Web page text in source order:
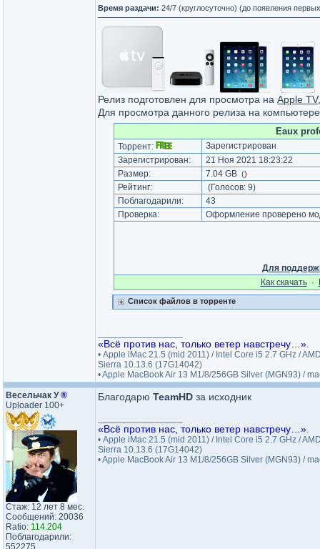
Время раздачи: 24/7 (круглосуточно) (до появления
Релиз подготовлен для просмотра на Apple TV
Для просмотра данного релиза на
Eaux
Торрент:
Зарегистрирован
Зарегистрирован:
21 Ноя 2021 18:23:22
Размер:
7.04 GB ()
Рейтинг: (Голосов: 9)
Поблагодарили:
43
Проверка:
Оформление проверено
Для
Как cкачать·
Список файлов в торренте
«Всё против нас, только ветер навстречу…».
• Apple iMac 21.5 (mid 2011) / Intel Core i5 2.7 GHz /
Sierra 10.13.6 (17G14042)
• Apple MacBook Air 13 M1/8/256GB Silver (MGN93) /
Весельчак У®
Uploader 100+
Стаж: 12 лет 8 мес.
Сообщений: 20036
Ratio: 114.204
Поблагодарили:
552275
Благодарю TeamHD за исходник
«Всё против нас, только ветер навстречу…».
• Apple iMac 21.5 (mid 2011) / Intel Core i5 2.7 GHz /
Sierra 10.13.6 (17G14042)
• Apple MacBook Air 13 M1/8/256GB Silver (MGN93) /